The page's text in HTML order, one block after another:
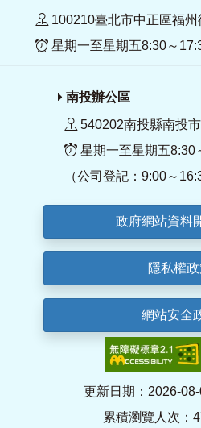
100210臺北市中正區福州
星期一至星期五8:30～
南投辦公區
540202南投縣南投
星期一至星期五8:30
（公司登記：9:00～
政府網站資料
隱私權
網站安全
更新日期：2026-
累積瀏覽人次：